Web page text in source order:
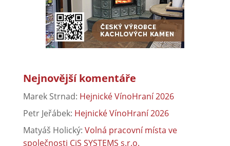
Nejnovější komentáře
Marek Strnad: Hejnické VínoHraní 2026
Petr Jeřábek: Hejnické VínoHraní 2026
Matyáš Holický: Volná pracovní místa ve
společnosti CiS SYSTEMS s.r.o.